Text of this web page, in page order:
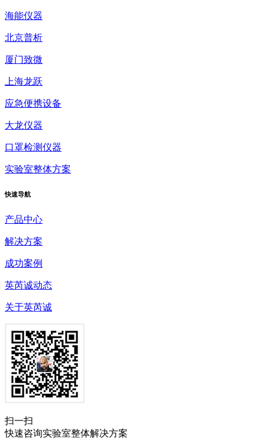
海能仪器
北京普析
厦门致微
上海龙跃
应急便携设备
大龙仪器
口罩检测仪器
实验室整体方案
快速导航
产品中心
解决方案
成功案例
英芮诚动态
关于英芮诚
扫一扫
快速咨询实验室整体解决方案